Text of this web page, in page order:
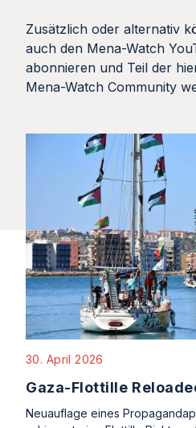
Zusätzlich oder alternativ
auch den Mena-Watch
abonnieren und Teil der
Mena-Watch Community
30. April 2026
Gaza-Flottille
Neuauflage eines